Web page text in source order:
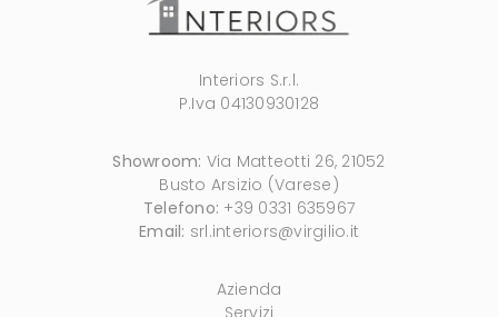
Interiors S.r.l.
P.Iva 04130930128
Showroom: Via Matteotti 26, 21052
Busto Arsizio (Varese)
Telefono: +39 0331 635967
Email: srl.interiors@virgilio.it
Azienda
Servizi